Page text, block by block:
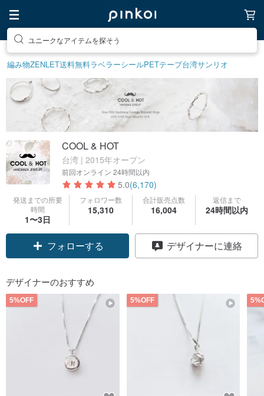
ユニークなアイテムを探そう
編み物ZENLET送料無料ラベラーシールPETテープ台湾サンリオ
COOL & HOT
台湾 | 2015年オープン
前回オンライン 24時間以内
5.0(6,170)
発送までの所要
時間
1〜3日
フォロワー数
15,310
合計販売点数
16,004
返信まで
24時間以内
クーポン取得
フォローする
デザイナーに連絡
デザイナーのおすすめ
5%OFF 5%OFF